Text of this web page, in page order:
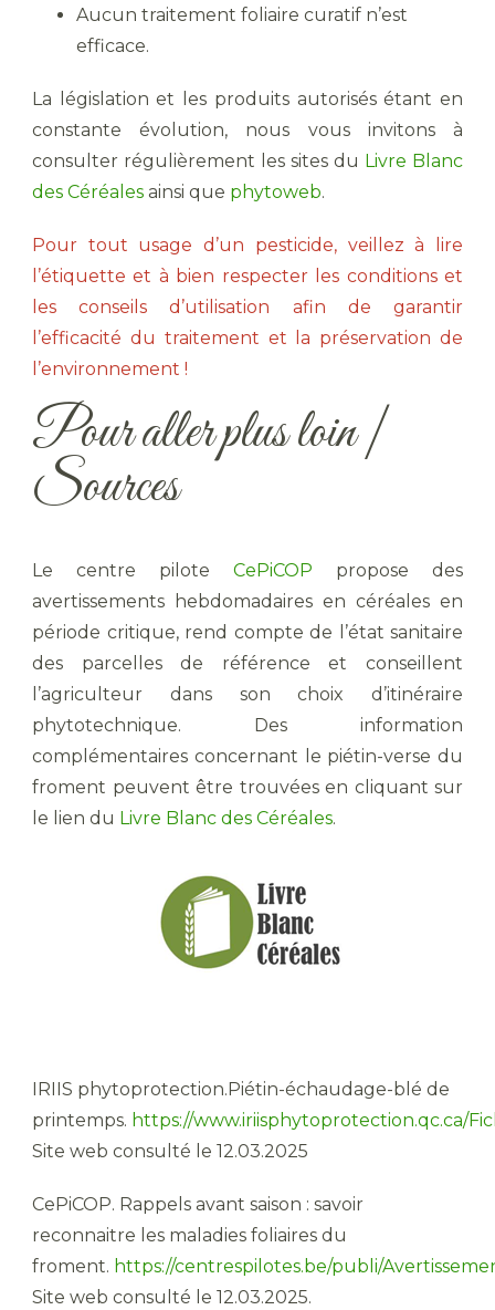
Aucun traitement foliaire curatif n’est
efficace.
La législation et les produits autorisés étant en
constante évolution, nous vous invitons à
consulter régulièrement les sites du Livre Blanc
des Céréales ainsi que phytoweb.
Pour tout usage d’un pesticide, veillez à lire
l’étiquette et à bien respecter les conditions et
les conseils d’utilisation afin de garantir
l’efficacité du traitement et la préservation de
l’environnement !
Pour aller plus loin |
Sources
Le centre pilote CePiCOP propose des
avertissements hebdomadaires en céréales en
période critique, rend compte de l’état sanitaire
des parcelles de référence et conseillent
l’agriculteur dans son choix d’itinéraire
phytotechnique. Des information
complémentaires concernant le piétin-verse du
froment peuvent être trouvées en cliquant sur
le lien du Livre Blanc des Céréales.
IRIIS phytoprotection.Piétin-échaudage-blé de
printemps. https://www.iriisphytoprotection.qc.ca/
Site web consulté le 12.03.2025
CePiCOP. Rappels avant saison : savoir
reconnaitre les maladies foliaires du
froment. https://centrespilotes.be/publi/
Site web consulté le 12.03.2025.